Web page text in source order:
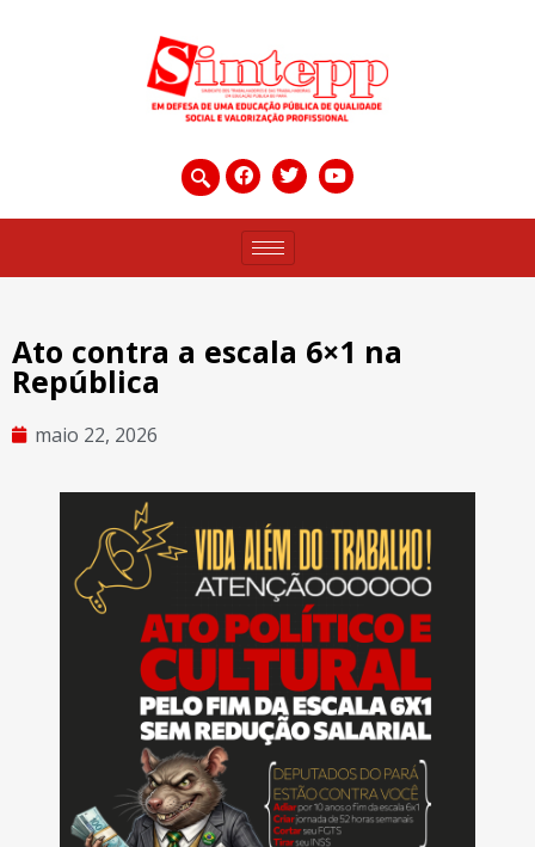
Ato contra a escala 6×1 na
República
maio 22, 2026